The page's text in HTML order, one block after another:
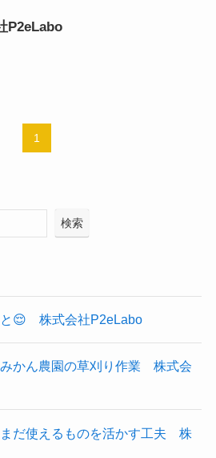
P2eLabo
1
検索
😌 株式会社P2eLabo
かん農園の草刈り作業 株式会
だ使えるものを活かす工夫 株